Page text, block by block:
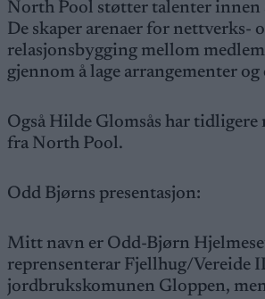
North Pool støtter talenter innen
De skaper arenaer for nettverks-
relasjonsbygging mellom
gjennom å lage arrangementer og
Også Hilde Glomsås har
fra North Pool.
Odd Bjørns presentasjon:
Mitt navn er Odd-Bjørn
reprensenterar Fjellhug/Vereide
jordbrukskomunen Gloppen,